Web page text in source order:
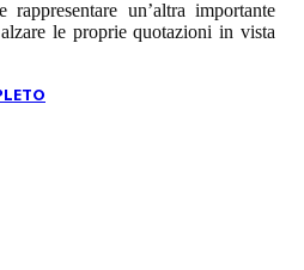
un’altra importante
le proprie quotazioni in vista